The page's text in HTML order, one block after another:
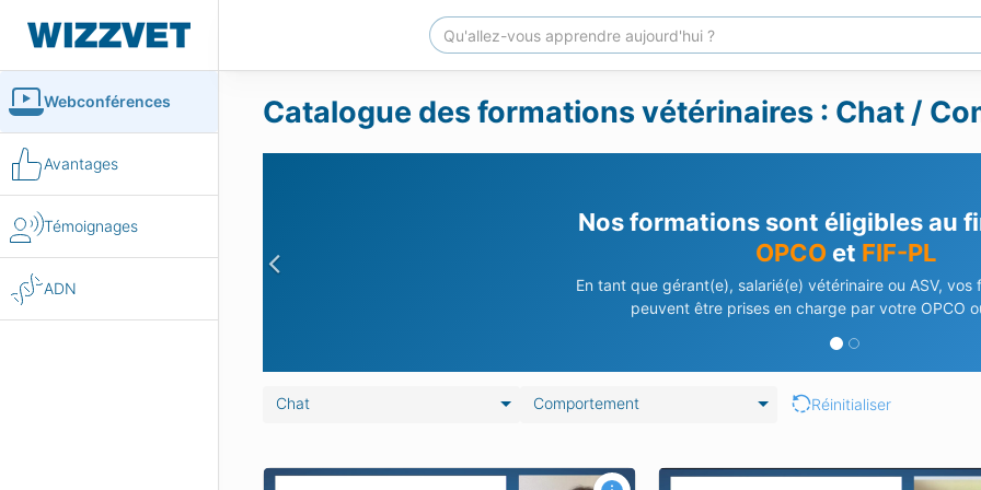
Webconférences
Avantages
Témoignages
ADN
Catalogue des formations vétérinaires : Chat /
Besoin d'aide pour vos
Notre équipe vous accompagne dans vos demandes
En savoir plus Contactez-nous
Previous
Chat Comportement Réinitialiser